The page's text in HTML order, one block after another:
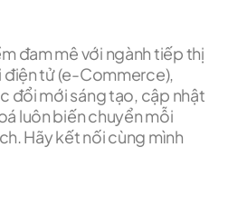
đam mê với ngành tiếp thị
điện tử (e-Commerce),
đổi mới sáng tạo, cập nhật
luôn biến chuyển mỗi
Hãy kết nối cùng mình